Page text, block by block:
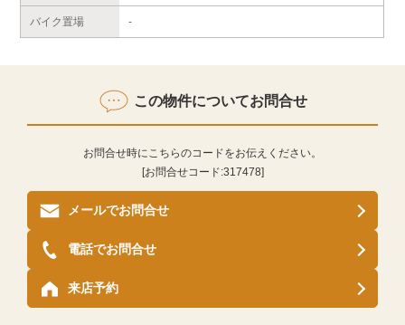
バイク置場 -
この物件についてお問合せ
お問合せ時にこちらのコードをお伝えください。
[お問合せコード:317478]
メールでお問合せ
来店予約
電話でお問合せ